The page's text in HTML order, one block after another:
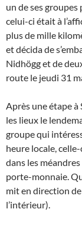
un de ses groupes
celui-ci était à
plus de mille
et décida de
Nidhögg et de
route le jeudi 31
Après une étape
les lieux le
groupe qui
heure locale,
dans les
porte-monnaie.
mit en direction
l’intérieur).